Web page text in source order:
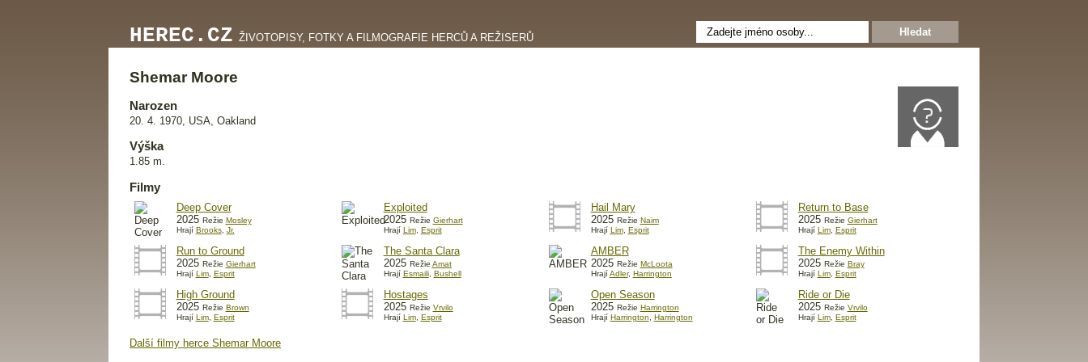
HEREC.CZ ŽIVOTOPISY, FOTKY A FILMOGRAFIE HERCŮ A REŽISERŮ
Shemar Moore
Narozen
20. 4. 1970, USA, Oakland
Výška
1.85 m.
Filmy
Deep Cover
2025 Režie Mosley
Hrají Brooks, Jr.
Exploited
2025 Režie Gierhart
Hrají Lim, Esprit
Hail Mary
2025 Režie Naim
Hrají Lim, Esprit
Return to Base
2025 Režie Gierhart
Hrají Lim, Esprit
Run to Ground
2025 Režie Gierhart
Hrají Lim, Esprit
The Santa Clara
2025 Režie Amat
Hrají Esmaili, Bushell
AMBER
2025 Režie McLoota
HrajíAdler, Harrington
The Enemy Within
2025 Režie Bray
Hrají Lim, Esprit
High Ground
2025 Režie Brown
Hrají Lim, Esprit
Hostages
2025 Režie Vrvilo
Hrají Lim, Esprit
Open Season
2025 Režie Harrington
Hrají Harrington Harrington
Ride or Die
2025 Režie Vrvilo
Hrají Lim, Esprit
Další filmy herce Shemar Moore